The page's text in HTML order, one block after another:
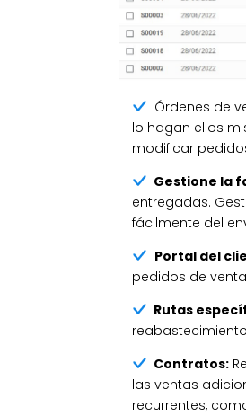
Órdenes de
lo hagan ellos
modificar
Gestione la
entregadas.
fácilmente del
Portal del
pedidos de
Rutas
Contratos:
las ventas
recurrentes,